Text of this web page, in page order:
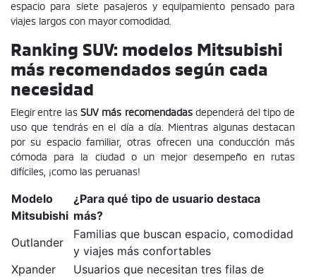
espacio para siete pasajeros y equipamiento pensado para
viajes largos con mayor comodidad.
Ranking SUV: modelos Mitsubishi
más recomendados según cada
necesidad
Elegir entre lasSUV más recomendadasdependerá del tipo de
uso que tendrás en el día a día. Mientras algunas destacan
por su espacio familiar, otras ofrecen una conducción más
cómoda para la ciudad o un mejor desempeño en rutas
difíciles, ¡como las peruanas!
Modelo
Mitsubishi
¿Para qué tipo de usuario destaca
más?
Outlander
Familias que buscan espacio, comodidad
y viajes más confortables
Xpander
Usuarios que necesitan tres filas de